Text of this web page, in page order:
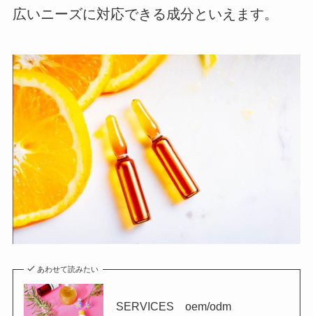
広いニーズに対応できる成分といえます。
あわせて読みたい
SERVICES oem/odm